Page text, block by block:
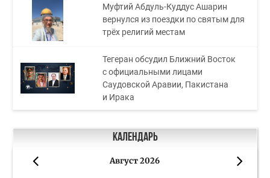
Муфтий Абдуль-Куддус Ашарин
вернулся из поездки по святым для
трёх религий местам
Тегеран обсудил Ближний Восток
с официальными лицами
Саудовской Аравии, Пакистана
и Ирака
Календарь
Август 2026